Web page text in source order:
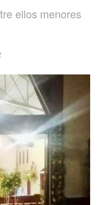
ellos menores